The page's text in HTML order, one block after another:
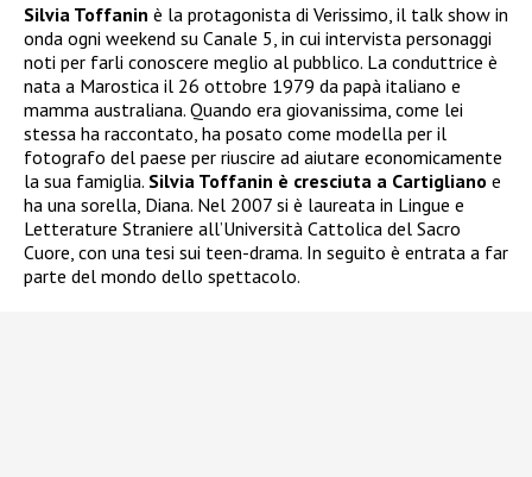
Silvia Toffanin è la protagonista di Verissimo, il talk show in
onda ogni weekend su Canale 5, in cui intervista personaggi
noti per farli conoscere meglio al pubblico. La conduttrice è
nata a Marostica il 26 ottobre 1979 da papà italiano e
mamma australiana. Quando era giovanissima, come lei
stessa ha raccontato, ha posato come modella per il
fotografo del paese per riuscire ad aiutare economicamente
la sua famiglia. Silvia Toffanin è cresciuta a Cartigliano e
ha una sorella, Diana. Nel 2007 si è laureata in Lingue e
Letterature Straniere all’Università Cattolica del Sacro
Cuore, con una tesi sui teen-drama. In seguito è entrata a far
parte del mondo dello spettacolo.